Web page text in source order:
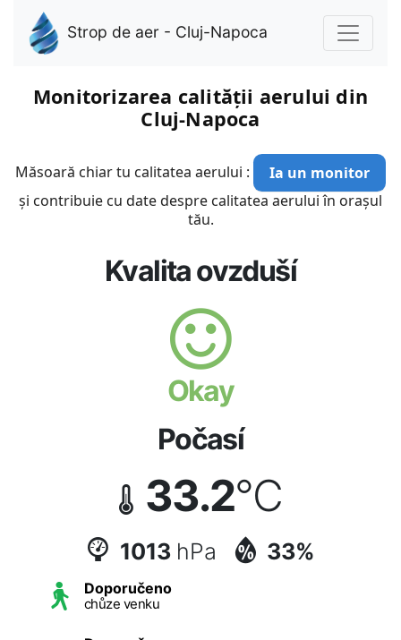
Strop de aer - Cluj-Napoca
Monitorizarea calității aerului din
Cluj-Napoca
Măsoară chiar tu calitatea aerului :
Ia un monitor
și contribuie cu date despre calitatea aerului în orașul
tău.
Kvalita ovzduší
Okay
Počasí
33.2°C
1013 hPa 33%
Doporučeno
chůze venku